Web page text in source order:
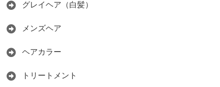
グレイヘア（白髪）
メンズヘア
ヘアカラー
トリートメント